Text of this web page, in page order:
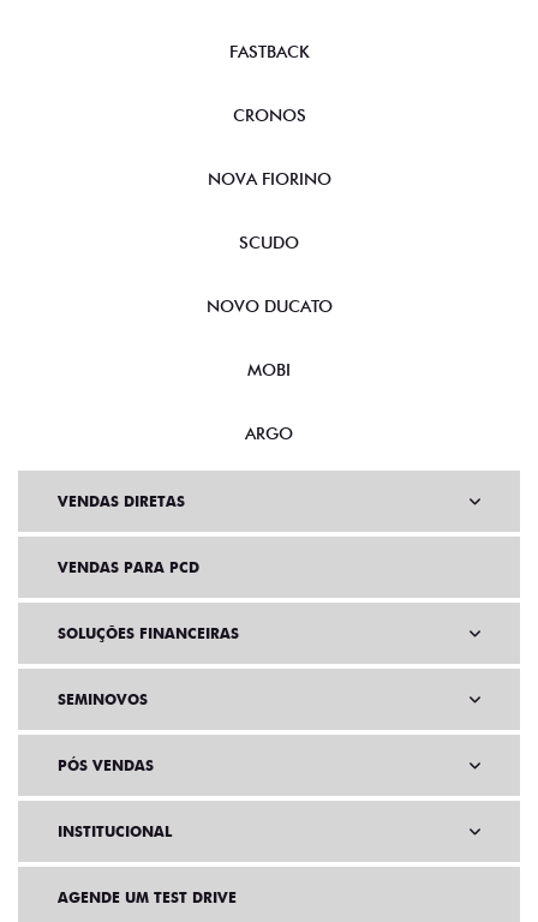
FASTBACK
CRONOS
NOVA FIORINO
SCUDO
NOVO DUCATO
MOBI
ARGO
VENDAS DIRETAS
VENDAS PARA PCD
SOLUÇÕES FINANCEIRAS
SEMINOVOS
PÓS VENDAS
INSTITUCIONAL
AGENDE UM TEST DRIVE